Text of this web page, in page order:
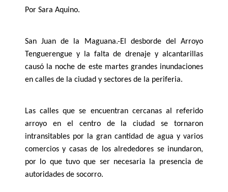
Por Sara Aquino.
San Juan de la Maguana.-El desborde del Arroyo
Tenguerengue y la falta de drenaje y alcantarillas
causó la noche de este martes grandes inundaciones
en calles de la ciudad y sectores de la periferia.
Las calles que se encuentran cercanas al referido
arroyo en el centro de la ciudad se tornaron
intransitables por la gran cantidad de agua y varios
comercios y casas de los alrededores se inundaron,
por lo que tuvo que ser necesaria la presencia de
autoridades de socorro.